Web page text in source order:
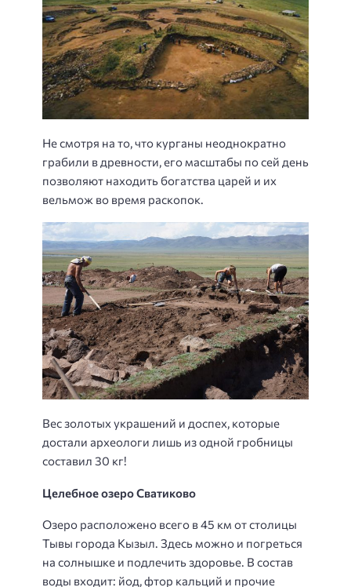
Не смотря на то, что курганы неоднократно
грабили в древности, его масштабы по сей день
позволяют находить богатства царей и их
вельмож во время раскопок.
Вес золотых украшений и доспех, которые
достали археологи лишь из одной гробницы
составил 30 кг!
Целебное озероСватиково
Озеро расположено всего в 45 км от столицы
Тывы города Кызыл. Здесь можно и погреться
на солнышке и подлечить здоровье. В состав
воды входит: йод, фтор кальций и прочие